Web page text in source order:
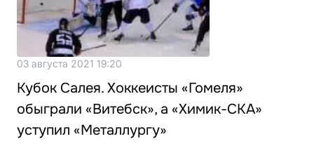
03 августа 2021 19:20
Кубок Салея. Хоккеисты «Гомеля»
обыграли «Витебск», а «Химик-СКА»
уступил «Металлургу»